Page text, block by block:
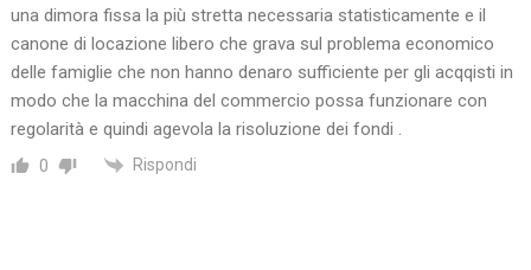
una dimora fissa la più stretta necessaria statisticamente e il
canone di locazione libero che grava sul problema economico
delle famiglie che non hanno denaro sufficiente per gli acqqisti in
modo che la macchina del commercio possa funzionare con
regolarità e quindi agevola la risoluzione dei fondi .
0 Rispondi